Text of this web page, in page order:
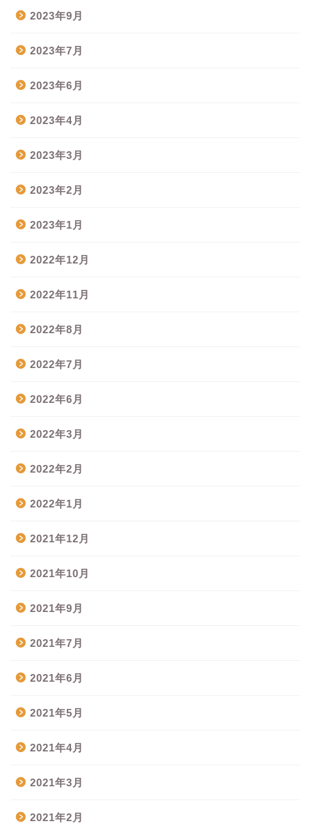
2023年9月
2023年7月
2023年6月
2023年4月
2023年3月
2023年2月
2023年1月
2022年12月
2022年11月
2022年8月
2022年7月
2022年6月
2022年3月
2022年2月
2022年1月
2021年12月
2021年10月
2021年9月
2021年7月
2021年6月
2021年5月
2021年4月
2021年3月
2021年2月